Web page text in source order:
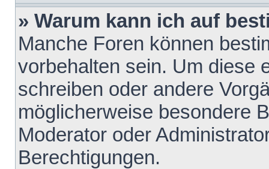
» Warum kann ich auf
Manche Foren können
vorbehalten sein. Um diese
schreiben oder andere
möglicherweise besondere
Moderator oder
Berechtigungen.